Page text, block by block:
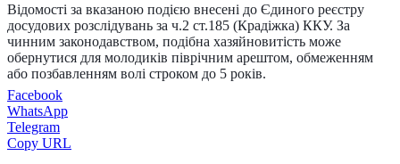
Відомості за вказаною подією внесені до Єдиного реєстру
досудових розслідувань за ч.2 ст.185 (Крадіжка) ККУ. За
чинним законодавством, подібна хазяйновитість може
обернутися для молодиків піврічним арештом, обмеженням
або позбавленням волі строком до 5 років.
Facebook
WhatsApp
Telegram
Copy URL